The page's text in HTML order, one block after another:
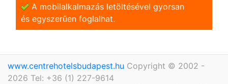
A mobilalkalmazás letöltésével gyorsan
és egyszerũen foglalhat.
www.centrehotelsbudapest.hu Copyright © 2002 -
2026 Tel: +36 (1) 227-9614